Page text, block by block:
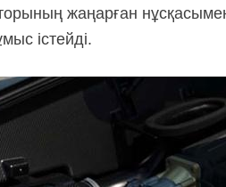
жаңарған
істейді.